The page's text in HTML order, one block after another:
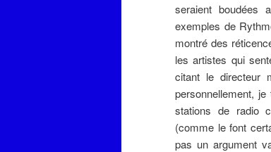
seraient boudées
exemples de
montré des
les artistes qui
citant le directeur
personnellement,
stations de radio
(comme le font
pas un argument